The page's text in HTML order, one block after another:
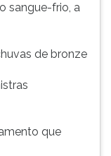
sangue-frio, a
de bronze
que